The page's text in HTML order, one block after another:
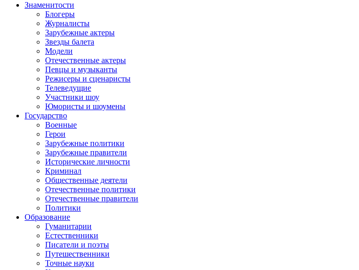
Знаменитости
Блогеры
Журналисты
Зарубежные актеры
Звезды балета
Модели
Отечественные актеры
Певцы и музыканты
Режисеры и сценаристы
Телеведущие
Участники шоу
Юмористы и шоумены
Государство
Военные
Герои
Зарубежные политики
Зарубежные правители
Исторические личности
Криминал
Общественные деятели
Отечественные политики
Отечественные правители
Политики
Образование
Гуманитарии
Естественники
Писатели и поэты
Путешественники
Точные науки